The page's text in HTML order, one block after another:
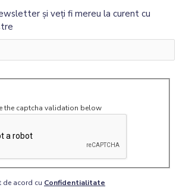
şi veţi fi mereu la curent cu
the captcha validation below
de acord cu Confidentialitate